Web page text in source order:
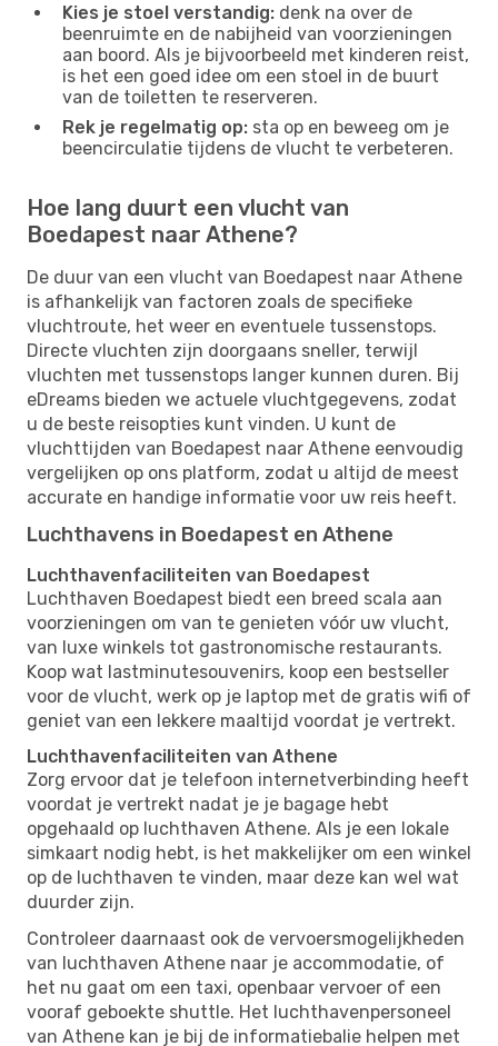
Kies je stoel verstandig: denk na over de
beenruimte en de nabijheid van voorzieningen
aan boord. Als je bijvoorbeeld met kinderen reist,
is het een goed idee om een ​​stoel in de buurt
van de toiletten te reserveren.
Rek je regelmatig op: sta op en beweeg om je
beencirculatie tijdens de vlucht te verbeteren.
Hoe lang duurt een vlucht van
Boedapest naar Athene?
De duur van een vlucht van Boedapest naar Athene
is afhankelijk van factoren zoals de specifieke
vluchtroute, het weer en eventuele tussenstops.
Directe vluchten zijn doorgaans sneller, terwijl
vluchten met tussenstops langer kunnen duren. Bij
eDreams bieden we actuele vluchtgegevens, zodat
u de beste reisopties kunt vinden. U kunt de
vluchttijden van Boedapest naar Athene eenvoudig
vergelijken op ons platform, zodat u altijd de meest
accurate en handige informatie voor uw reis heeft.
Luchthavens in Boedapest en Athene
Luchthavenfaciliteiten van Boedapest
Luchthaven Boedapest biedt een breed scala aan
voorzieningen om van te genieten vóór uw vlucht,
van luxe winkels tot gastronomische restaurants.
Koop wat lastminutesouvenirs, koop een bestseller
voor de vlucht, werk op je laptop met de gratis wifi of
geniet van een lekkere maaltijd voordat je vertrekt.
Luchthavenfaciliteiten van Athene
Zorg ervoor dat je telefoon internetverbinding heeft
voordat je vertrekt nadat je je bagage hebt
opgehaald op luchthaven Athene. Als je een lokale
simkaart nodig hebt, is het makkelijker om een ​​winkel
op de luchthaven te vinden, maar deze kan wel wat
duurder zijn.
Controleer daarnaast ook de vervoersmogelijkheden
van luchthaven Athene naar je accommodatie, of
het nu gaat om een ​​taxi, openbaar vervoer of een
vooraf geboekte shuttle. Het luchthavenpersoneel
van Athene kan je bij de informatiebalie helpen met